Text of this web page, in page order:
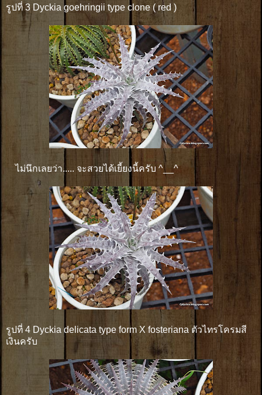
รูปที่ 3 Dyckia goehringii type clone ( red )
ไม่นึกเลยว่า.....​ จะสวยได้เยี้ยงนี้ครับ ^__^
รูปที่ 4 Dyckia delicata type form X fosteriana ตัวไทรโครมสี
เงินครับ